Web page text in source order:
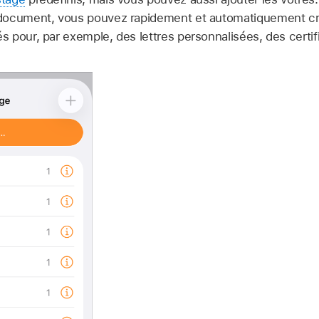
vous pouvez rapidement et automatiquement
pour, par exemple, des lettres personnalisées, des